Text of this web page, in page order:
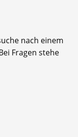
nach einem
Fragen stehe